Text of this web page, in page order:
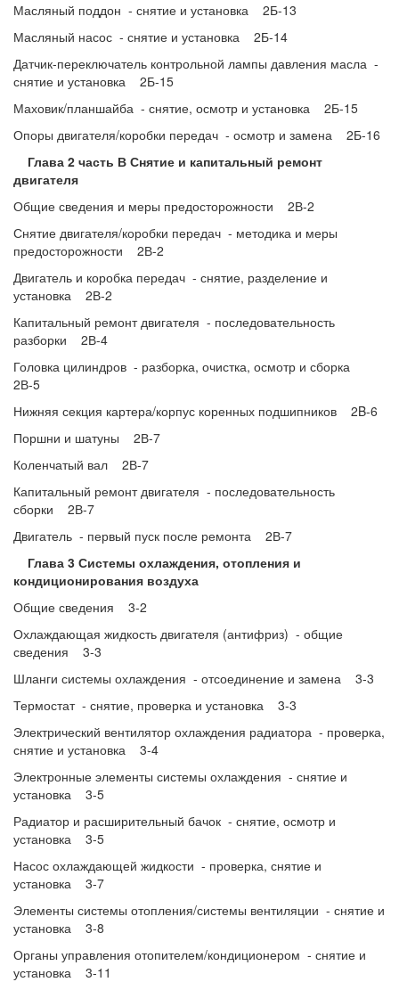
Масляный поддон - снятие и установка 2Б-13
Масляный насос - снятие и установка 2Б-14
Датчик-переключатель контрольной лампы давления масла -
снятие и установка 2Б-15
Маховик/планшайба - снятие, осмотр и установка 2Б-15
Опоры двигателя/коробки передач - осмотр и замена 2Б-16
Глава 2 часть В Снятие и капитальный ремонт
двигателя
Общие сведения и меры предосторожности 2В-2
Снятие двигателя/коробки передач - методика и меры
предосторожности 2В-2
Двигатель и коробка передач - снятие, разделение и
установка 2В-2
Капитальный ремонт двигателя - последовательность
разборки 2В-4
Головка цилиндров - разборка, очистка, осмотр и сборка
2В-5
Нижняя секция картера/корпус коренных подшипников 2B-6
Поршни и шатуны 2В-7
Коленчатый вал 2В-7
Капитальный ремонт двигателя - последовательность
сборки 2В-7
Двигатель - первый пуск после ремонта 2В-7
Глава 3 Системы охлаждения, отопления и
кондиционирования воздуха
Общие сведения 3-2
Охлаждающая жидкость двигателя (антифриз) - общие
сведения 3-3
Шланги системы охлаждения - отсоединение и замена 3-3
Термостат - снятие, проверка и установка 3-3
Электрический вентилятор охлаждения радиатора - проверка,
снятие и установка 3-4
Электронные элементы системы охлаждения - снятие и
установка 3-5
Радиатор и расширительный бачок - снятие, осмотр и
установка 3-5
Насос охлаждающей жидкости - проверка, снятие и
установка 3-7
Элементы системы отопления/системы вентиляции - снятие и
установка 3-8
Органы управления отопителем/кондиционером - снятие и
установка 3-11